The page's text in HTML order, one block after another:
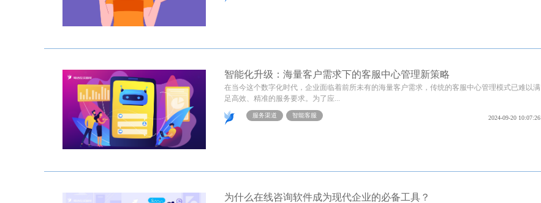
智能化升级：海量客户需求下的客服中心管理新策略
在当今这个数字化时代，企业面临着前所未有的海量客户需求，传统的客服中心管理模式已难以满
足高效、精准的服务要求。为了应...
服务渠道 智能客服 2024-09-20 10:07:26
为什么在线咨询软件成为现代企业的必备工具？